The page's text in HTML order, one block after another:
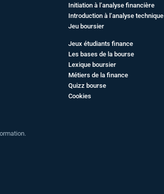
Initiation à l’analyse financière
Introduction à l’analyse technique
Jeu boursier
Jeux étudiants finance
Les bases de la bourse
Lexique boursier
Métiers de la finance
Quizz bourse
Cookies